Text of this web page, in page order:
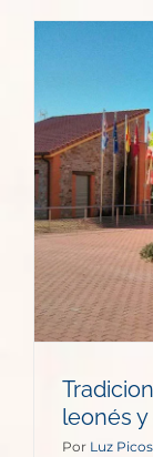
leonés
Por Luz